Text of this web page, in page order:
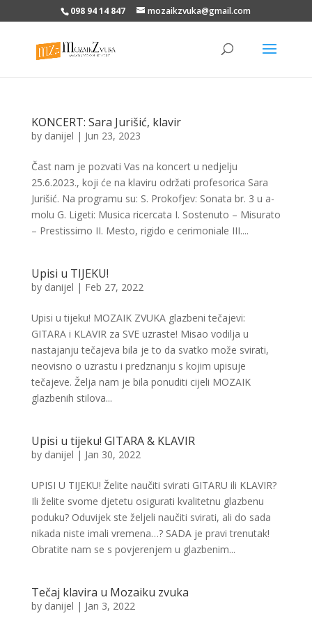
098 94 14 847 mozaikzvuka@gmail.com
KONCERT: Sara Jurišić, klavir
by danijel | Jun 23, 2023
Čast nam je pozvati Vas na koncert u nedjelju
25.6.2023., koji će na klaviru održati profesorica Sara
Jurišić. Na programu su: S. Prokofjev: Sonata br. 3 u a-
molu G. Ligeti: Musica ricercata I. Sostenuto – Misurato
– Prestissimo II. Mesto, rigido e cerimoniale III....
Upisi u TIJEKU!
by danijel | Feb 27, 2022
Upisi u tijeku! MOZAIK ZVUKA glazbeni tečajevi:
GITARA i KLAVIR za SVE uzraste! Misao vodilja u
nastajanju tečajeva bila je to da svatko može svirati,
neovisno o uzrastu i predznanju s kojim upisuje
tečajeve. Želja nam je bila ponuditi cijeli MOZAIK
glazbenih stilova...
Upisi u tijeku! GITARA & KLAVIR
by danijel | Jan 30, 2022
UPISI U TIJEKU! Želite naučiti svirati GITARU ili KLAVIR?
Ili želite svome djetetu osigurati kvalitetnu glazbenu
poduku? Oduvijek ste željeli naučiti svirati, ali do sada
nikada niste imali vremena…? SADA je pravi trenutak!
Obratite nam se s povjerenjem u glazbenim...
Tečaj klavira u Mozaiku zvuka
by danijel | Jan 3, 2022